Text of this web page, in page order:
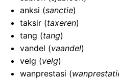
anksi (sanctie)
taksir (taxeren)
tang (tang)
vandel (vaandel)
velg (velg)
wanprestasi (